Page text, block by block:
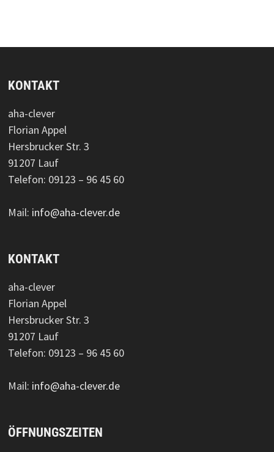
KONTAKT
aha-clever
Florian Appel
Hersbrucker Str. 3
91207 Lauf
Telefon: 09123 – 96 45 60
Mail: info@aha-clever.de
KONTAKT
aha-clever
Florian Appel
Hersbrucker Str. 3
91207 Lauf
Telefon: 09123 – 96 45 60
Mail: info@aha-clever.de
ÖFFNUNGSZEITEN